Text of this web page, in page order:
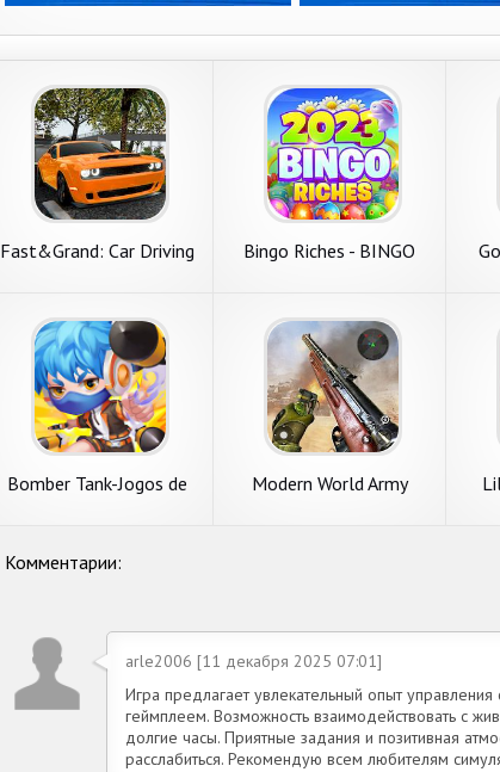
Fast&Grand: Car Driving
Bingo Riches - BINGO
Bomber Tank-Jogos de
Modern World Army
Комментарии:
arle2006 [11 декабря 2025 07:01]
Игра предлагает увлекательный опыт
геймплеем. Возможность взаимодействовать с
долгие часы. Приятные задания и позитивная
расслабиться. Рекомендую всем любителям